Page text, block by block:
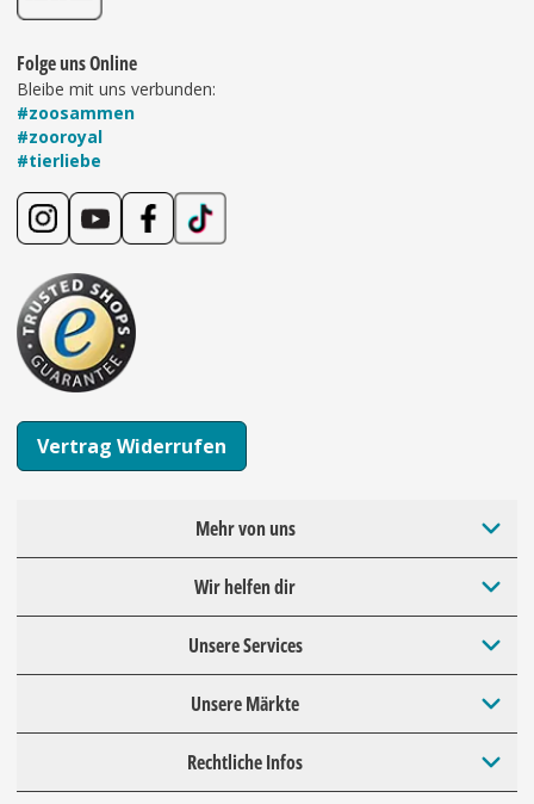
Folge uns Online
Bleibe mit uns verbunden:
#zoosammen
#zooroyal
#tierliebe
Vertrag Widerrufen
Mehr von uns
Wir helfen dir
Unsere Services
Unsere Märkte
Rechtliche Infos